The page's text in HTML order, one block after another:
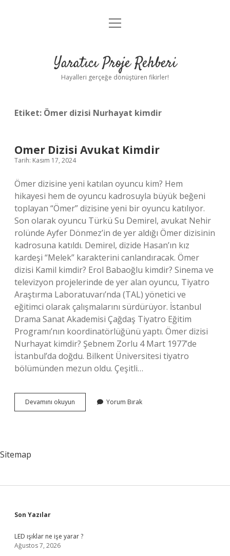
Anasayfa
Yasal Uyarı
menüyü
Yaratıcı Proje Rehberi
Hayalleri gerçeğe dönüştüren fikirler!
Etiket: Ömer dizisi Nurhayat kimdir
Omer Dizisi Avukat Kimdir
Tarih: Kasım 17, 2024
Ömer dizisine yeni katılan oyuncu kim? Hem
hikayesi hem de oyuncu kadrosuyla büyük beğeni
toplayan “Ömer” dizisine yeni bir oyuncu katılıyor.
Son olarak oyuncu Türkü Su Demirel, avukat Nehir
rolünde Ayfer Dönmez’in de yer aldığı Ömer dizisinin
kadrosuna katıldı. Demirel, dizide Hasan’ın kız
kardeşi “Melek” karakterini canlandıracak. Ömer
dizisi Kamil kimdir? Erol Babaoğlu kimdir? Sinema ve
televizyon projelerinde de yer alan oyuncu, Tiyatro
Araştırma Laboratuvarı’nda (TAL) yönetici ve
eğitimci olarak çalışmalarını sürdürüyor. İstanbul
Drama Sanat Akademisi Çağdaş Tiyatro Eğitim
Programı’nın koordinatörlüğünü yaptı. Ömer dizisi
Nurhayat kimdir? Şebnem Zorlu 4 Mart 1977’de
İstanbul’da doğdu. Bilkent Üniversitesi tiyatro
bölümünden mezun oldu. Çeşitli…
Devamını okuyun
Dizisi
Yorum Bırak
Sitemap
Sidebar
Son Yazılar
LED ışıklar ne işe yarar ?
Ağustos 7, 2026